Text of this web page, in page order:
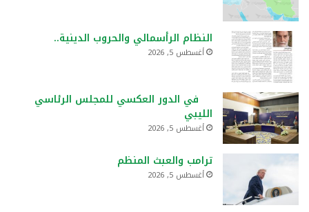
النظام الرأسمالي والحروب الدينية..
أغسطس 5, 2026
في الدور العكسي للمجلس الرئاسي
الليبي
أغسطس 5, 2026
ترامب والعبث المنظم
أغسطس 5, 2026